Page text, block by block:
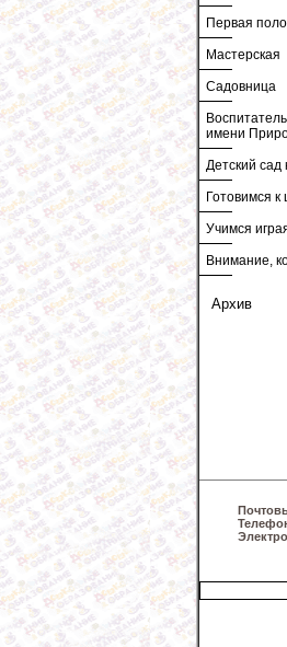
Первая
Мастерская
Садовница
имени
Детский сад
Готовимся к
Учимся
Внимание,
Архив